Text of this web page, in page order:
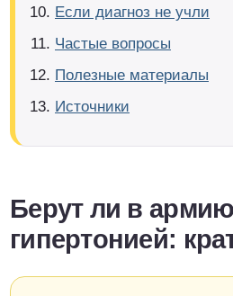
Если диагноз не учли
Частые вопросы
Полезные материалы
Источники
Берут ли в
гипертонией: